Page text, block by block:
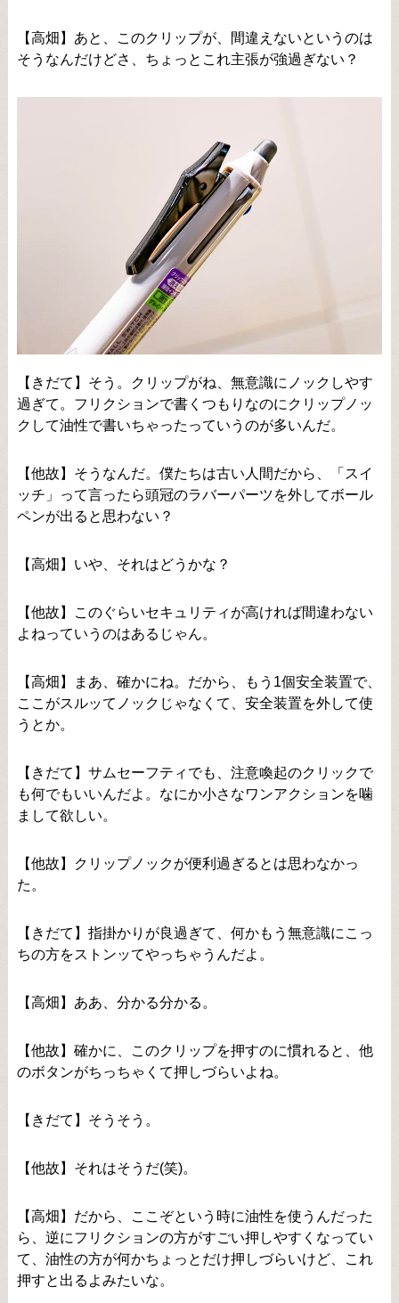
【高畑】あと、このクリップが、間違えないというのは
そうなんだけどさ、ちょっとこれ主張が強過ぎない？
【きだて】そう。クリップがね、無意識にノックしやす
過ぎて。フリクションで書くつもりなのにクリップノッ
クして油性で書いちゃったっていうのが多いんだ。
【他故】そうなんだ。僕たちは古い人間だから、「スイ
ッチ」って言ったら頭冠のラバーパーツを外してボール
ペンが出ると思わない？
【高畑】いや、それはどうかな？
【他故】このぐらいセキュリティが高ければ間違わない
よねっていうのはあるじゃん。
【高畑】まあ、確かにね。だから、もう1個安全装置で、
ここがスルッてノックじゃなくて、安全装置を外して使
うとか。
【きだて】サムセーフティでも、注意喚起のクリックで
も何でもいいんだよ。なにか小さなワンアクションを噛
まして欲しい。
【他故】クリップノックが便利過ぎるとは思わなかっ
た。
【きだて】指掛かりが良過ぎて、何かもう無意識にこっ
ちの方をストンッてやっちゃうんだよ。
【高畑】ああ、分かる分かる。
【他故】確かに、このクリップを押すのに慣れると、他
のボタンがちっちゃくて押しづらいよね。
【きだて】そうそう。
【他故】それはそうだ(笑)。
【高畑】だから、ここぞという時に油性を使うんだった
ら、逆にフリクションの方がすごい押しやすくなってい
て、油性の方が何かちょっとだけ押しづらいけど、これ
押すと出るよみたいな。